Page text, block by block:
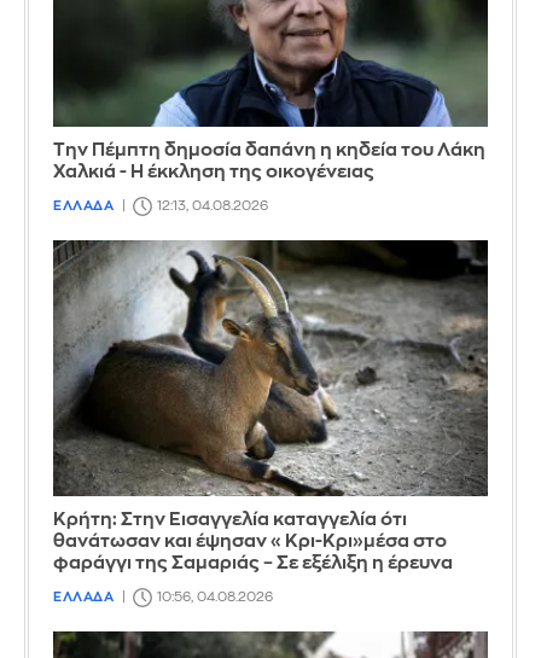
Την Πέμπτη δημοσία δαπάνη η κηδεία του Λάκη
Χαλκιά - Η έκκληση της οικογένειας
ΕΛΛΑΔΑ 12:13, 04.08.2026
Κρήτη: Στην Εισαγγελία καταγγελία ότι
θανάτωσαν και έψησαν «Κρι-Κρι»μέσα στο
φαράγγι της Σαμαριάς – Σε εξέλιξη η έρευνα
ΕΛΛΑΔΑ 10:56, 04.08.2026